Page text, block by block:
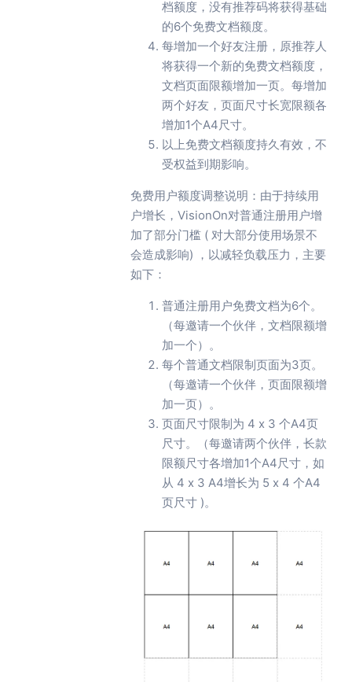
档额度，没有推荐码将获得基础
的6个免费文档额度。
每增加一个好友注册，原推荐人
将获得一个新的免费文档额度，
文档页面限额增加一页。每增加
两个好友，页面尺寸长宽限额各
增加1个A4尺寸。
以上免费文档额度持久有效，不
受权益到期影响。
免费用户额度调整说明：由于持续用
户增长，VisionOn对普通注册用户增
加了部分门槛 ( 对大部分使用场景不
会造成影响) ，以减轻负载压力，主要
如下：
普通注册用户免费文档为6个。
（每邀请一个伙伴，文档限额增
加一个）。
每个普通文档限制页面为3页。
（每邀请一个伙伴，页面限额增
加一页）。
页面尺寸限制为 4 x 3 个A4页
尺寸。（每邀请两个伙伴，长款
限额尺寸各增加1个A4尺寸，如
从 4 x 3 A4增长为 5 x 4 个A4
页尺寸 )。